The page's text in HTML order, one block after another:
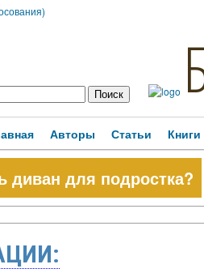
Авторы Статьи Книги
диван для подростка?